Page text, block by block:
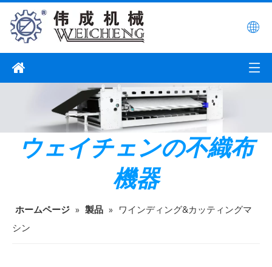
ウェイチェンの不織布
機器
ホームページ » 製品 »
ワインディング&カッティングマ
シン